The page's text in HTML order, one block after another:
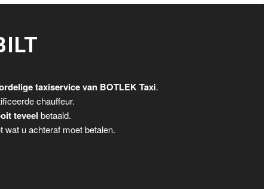
taxiservice van BOTLEK Taxi.
chauffeur.
teveel betaald.
u achteraf moet betalen.